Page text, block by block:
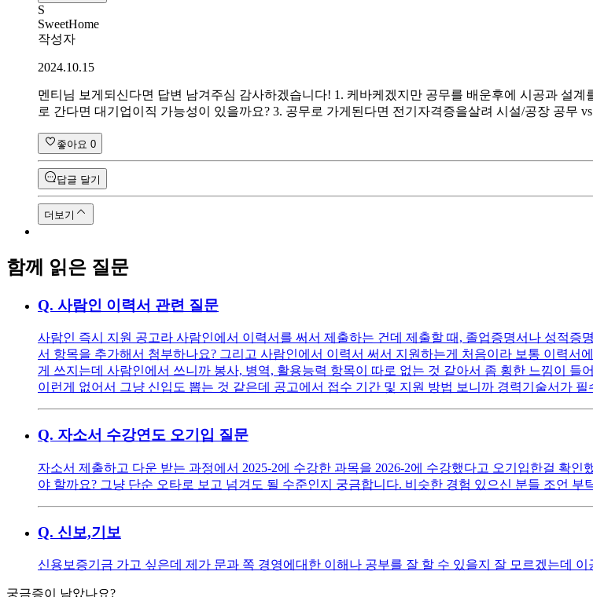
S
SweetHome
작성자
2024.10.15
멘티님 보게되신다면 답변 남겨주심 감사하겠습니다! 1. 케바케겠지만 공무를 배운후에 시공과 설
로 간다면 대기업이직 가능성이 있을까요? 3. 공무로 가게된다면 전기자격증을살려 시설/공장 공무
좋아요 0
답글 달기
더보기
함께 읽은 질문
Q. 사람인 이력서 관련 질문
사람인 즉시 지원 공고라 사람인에서 이력서를 써서 제출하는 건데 제출할 때, 졸업증명서나 성적
서 항목을 추가해서 첨부하나요? 그리고 사람인에서 이력서 써서 지원하는게 처음이라 보통 이력서
게 쓰지는데 사람인에서 쓰니까 봉사, 병역, 활용능력 항목이 따로 없는 것 같아서 좀 횡한 느낌이
이런게 없어서 그냥 신입도 뽑는 것 같은데 공고에서 접수 기간 및 지원 방법 보니까 경력기술서가
Q. 자소서 수강연도 오기입 질문
자소서 제출하고 다운 받는 과정에서 2025-2에 수강한 과목을 2026-2에 수강했다고 오기입한걸 확
야 할까요? 그냥 단순 오타로 보고 넘겨도 될 수준인지 궁금합니다. 비슷한 경험 있으신 분들 조언 부
Q. 신보,기보
신용보증기금 가고 싶은데 제가 문과 쪽 경영에대한 이해나 공부를 잘 할 수 있을지 잘 모르겠는데
궁금증이 남았나요?